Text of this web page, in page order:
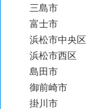
三島市
富士市
浜松市中央区
浜松市西区
島田市
御前崎市
掛川市